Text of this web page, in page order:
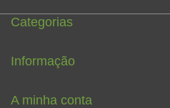
Categorias
Informação
A minha conta